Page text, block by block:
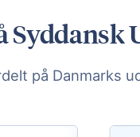
Syddansk
på Danmarks